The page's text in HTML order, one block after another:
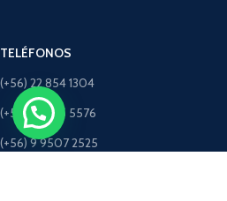
TELÉFONOS
(+56) 22 854 1304
(+56) 9 4275 5576
(+56) 9 9507 2525